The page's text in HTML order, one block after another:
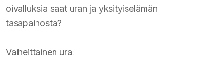
oivalluksia saat uran ja yksityiselämän
tasapainosta?
Vaiheittainen ura: